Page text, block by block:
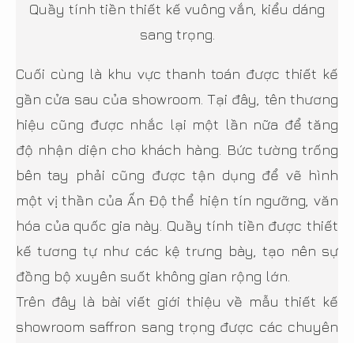
Quầy tính tiền thiết kế vuông vắn, kiểu dáng
sang trọng.
Cuối cùng là khu vực thanh toán được thiết kế
gần cửa sau của showroom. Tại đây, tên thương
hiệu cũng được nhắc lại một lần nữa để tăng
độ nhận diện cho khách hàng. Bức tường trống
bên tay phải cũng được tận dụng để vẽ hình
một vị thần của Ấn Độ thể hiện tín ngưỡng, văn
hóa của quốc gia này. Quầy tính tiền được thiết
kế tương tự như các kệ trưng bày, tạo nên sự
đồng bộ xuyên suốt không gian rộng lớn.
Trên đây là bài viết giới thiệu về mẫu thiết kế
showroom saffron sang trọng được các chuyên